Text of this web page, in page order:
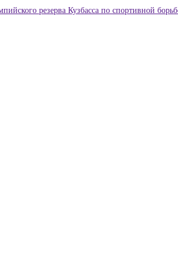
резерва Кузбасса по спортивной